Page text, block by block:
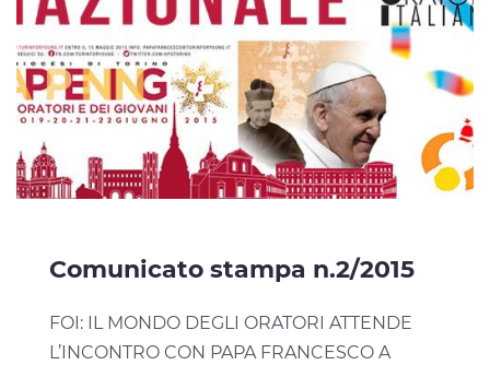
Comunicato stampa n.2/2015
FOI: IL MONDO DEGLI ORATORI ATTENDE
L’INCONTRO CON PAPA FRANCESCO A